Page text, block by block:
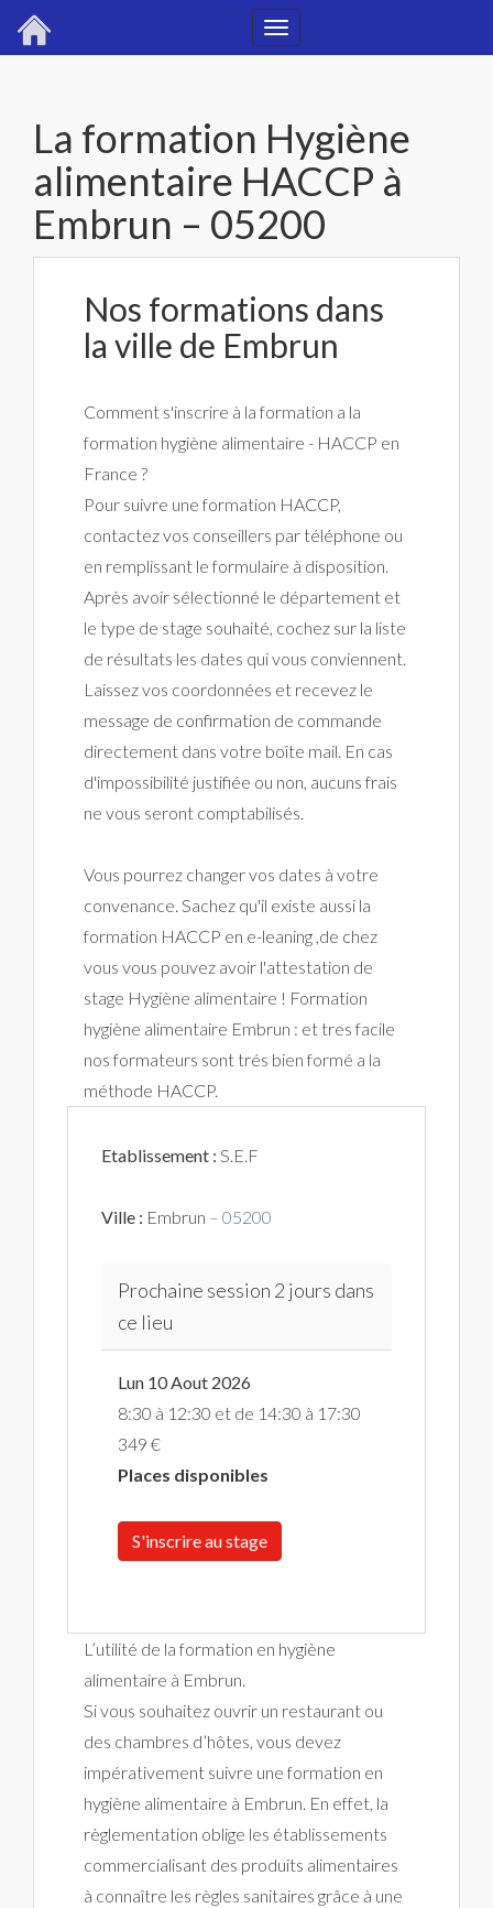
Toggle
La formation Hygiène
alimentaire HACCP à
Embrun – 05200
Nos formations dans
la ville de Embrun
Comment s'inscrire à la formation a la
formation hygiène alimentaire - HACCP en
France ?
Pour suivre une formation HACCP,
contactez vos conseillers par téléphone ou
en remplissant le formulaire à disposition.
Après avoir sélectionné le département et
le type de stage souhaité, cochez sur la liste
de résultats les dates qui vous conviennent.
Laissez vos coordonnées et recevez le
message de confirmation de commande
directement dans votre boîte mail. En cas
d'impossibilité justifiée ou non, aucuns frais
ne vous seront comptabilisés.
Vous pourrez changer vos dates à votre
convenance. Sachez qu'il existe aussi la
formation HACCP en e-leaning ,de chez
vous vous pouvez avoir l'attestation de
stage Hygiène alimentaire ! Formation
hygiène alimentaire Embrun : et tres facile
nos formateurs sont trés bien formé a la
méthode HACCP.
Etablissement : S.E.F
Ville : Embrun – 05200
Prochaine session 2 jours dans
ce lieu
Lun 10 Aout 2026
8:30 à 12:30 et de 14:30 à 17:30
349 €
Places disponibles
S'inscrire au stage
L’utilité de la formation en hygiène
alimentaire à Embrun.
Si vous souhaitez ouvrir un restaurant ou
des chambres d’hôtes, vous devez
impérativement suivre une formation en
hygiène alimentaire à Embrun. En effet, la
règlementation oblige les établissements
commercialisant des produits alimentaires
à connaître les règles sanitaires grâce à une